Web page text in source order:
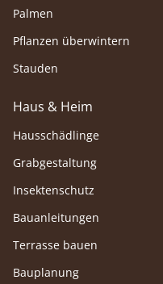
Palmen
Pflanzen überwintern
Stauden
Haus & Heim
Hausschädlinge
Grabgestaltung
Insektenschutz
Bauanleitungen
Terrasse bauen
Bauplanung